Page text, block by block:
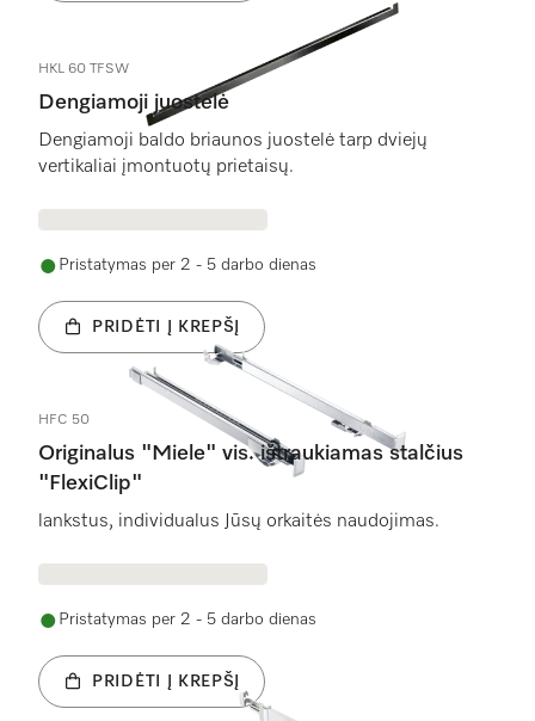
HKL 60 TFSW
Dengiamoji juostelė
Dengiamoji baldo briaunos juostelė tarp dviejų
vertikaliai įmontuotų prietaisų.
Pristatymas per 2 - 5 darbo dienas
PRIDĖTI Į KREPŠĮ
HFC 50
Originalus "Miele" vis. ištraukiamas stalčius
"FlexiClip"
lankstus, individualus Jūsų orkaitės naudojimas.
Pristatymas per 2 - 5 darbo dienas
PRIDĖTI Į KREPŠĮ